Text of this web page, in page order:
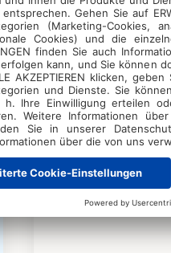
KUNST
Arts &
Brodarica
7 – 12 Jahre
Anfänger